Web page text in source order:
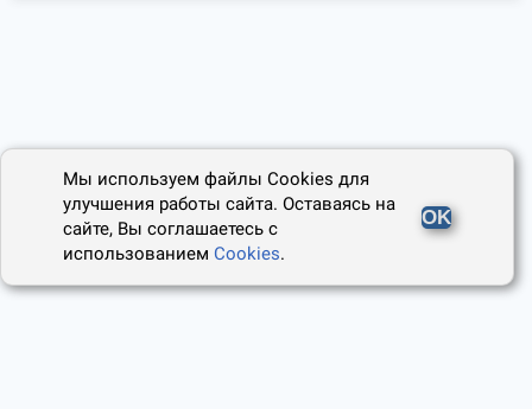
Мы используем файлы Cookies для
улучшения работы сайта. Оставаясь на
сайте, Вы соглашаетесь с
использованиемCookies.
OK